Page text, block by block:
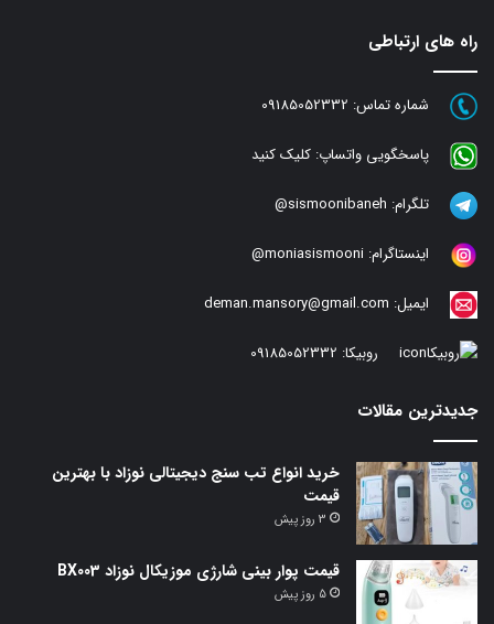
راه های ارتباطی
شماره تماس: 09185052332
پاسخگویی واتساپ: کلیک کنید
تلگرام: sismoonibaneh@
اینستاگرام: moniasismooni@
ایمیل: deman.mansory@gmail.com
روبیکا: 09185052332
جدیدترین مقالات
خرید انواع تب سنج دیجیتالی نوزاد با بهترین
قیمت
3 روز پیش
قیمت پوار بینی شارژی موزیکال نوزاد BX003
5 روز پیش